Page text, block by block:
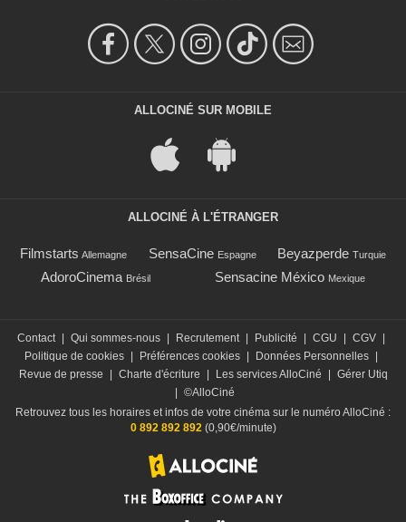
ALLOCINÉ SUR MOBILE
ALLOCINÉ À L'ÉTRANGER
Filmstarts Allemagne SensaCine Espagne Beyazperde Turquie
AdoroCinema Brésil Sensacine México Mexique
Contact | Qui sommes-nous | Recrutement | Publicité | CGU | CGV |
Politique de cookies | Préférences cookies | Données Personnelles |
Revue de presse
| Charte d'écriture | Les services AlloCiné | Gérer Utiq
| ©AlloCiné
Retrouvez tous les horaires et infos de votre cinéma sur le numéro AlloCiné :
0 892 892 892 (0,90€/minute)